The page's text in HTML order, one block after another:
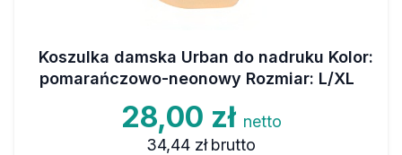
Koszulka damska Urban do nadruku Kolor:
pomarańczowo-neonowy Rozmiar: L/XL
28,00 zł netto
34,44 zł brutto